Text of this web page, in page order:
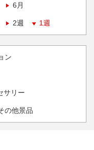
6月
2週 1週
ン
サリー
の他景品